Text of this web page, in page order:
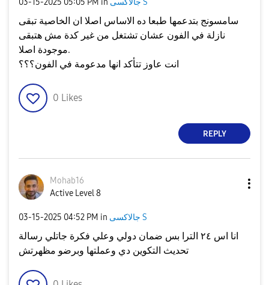
سامسونج بتدعمها طبعا ده الاساس اصلا ان الخاصية تبقى
نازلة في الفون عشان تشتغل من غير كدة مش هتبقى
موجودة اصلا.
انت عاوز تتأكد انها مدعومة في الفون؟؟؟
0 Likes
REPLY
Mohab16
Active Level 8
‎03-15-2025 04:52 PM in جالاكسى S
انا اس ٢٤ الترا بس ضمان دولي وعلي فكرة جاتلي رسالة
تحديث التكوين دي وعملتها وبرضو مظهرتش